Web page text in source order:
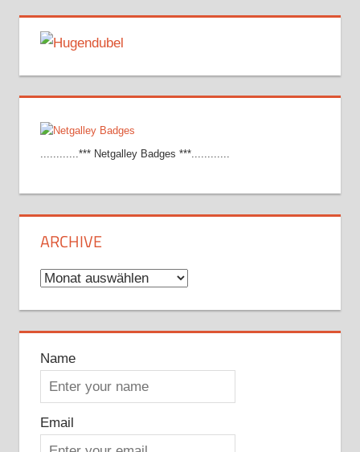
............*** Netgalley Badges ***............
ARCHIVE
Archive
Name
Email